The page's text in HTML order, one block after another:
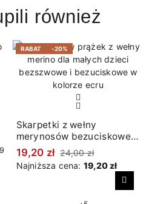
również
RABAT -20%
Skarpetki z wełny
merynosów bezuciskowe
w prążki ecru
19,20 zł 24,00 zł
Najniższa cena: 19,20 zł